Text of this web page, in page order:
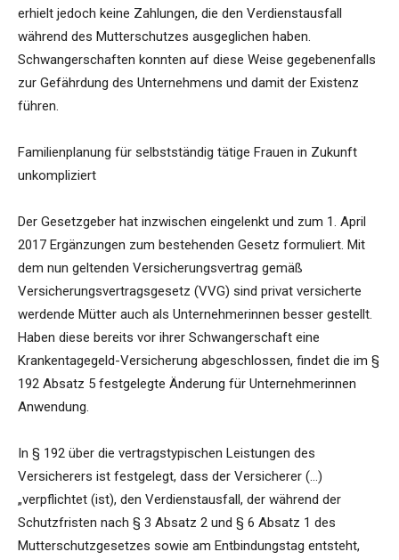
erhielt jedoch keine Zahlungen, die den Verdienstausfall
während des Mutterschutzes ausgeglichen haben.
Schwangerschaften konnten auf diese Weise gegebenenfalls
zur Gefährdung des Unternehmens und damit der Existenz
führen.
Familienplanung für selbstständig tätige Frauen in Zukunft
unkompliziert
Der Gesetzgeber hat inzwischen eingelenkt und zum 1. April
2017 Ergänzungen zum bestehenden Gesetz formuliert. Mit
dem nun geltenden Versicherungsvertrag gemäß
Versicherungsvertragsgesetz (VVG) sind privat versicherte
werdende Mütter auch als Unternehmerinnen besser gestellt.
Haben diese bereits vor ihrer Schwangerschaft eine
Krankentagegeld-Versicherung abgeschlossen, findet die im §
192 Absatz 5 festgelegte Änderung für Unternehmerinnen
Anwendung.
In § 192 über die vertragstypischen Leistungen des
Versicherers ist festgelegt, dass der Versicherer (…)
„verpflichtet (ist), den Verdienstausfall, der während der
Schutzfristen nach § 3 Absatz 2 und § 6 Absatz 1 des
Mutterschutzgesetzes sowie am Entbindungstag entsteht,